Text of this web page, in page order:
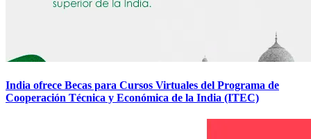
India ofrece Becas para Cursos Virtuales del Programa de
Cooperación Técnica y Económica de la India (ITEC)